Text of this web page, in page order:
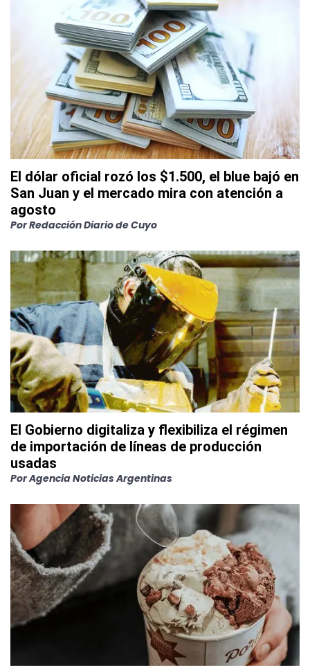
El dólar oficial rozó los $1.500, el blue bajó en
San Juan y el mercado mira con atención a
agosto
PorRedacción Diario de Cuyo
El Gobierno digitaliza y flexibiliza el régimen
de importación de líneas de producción
usadas
PorAgencia Noticias Argentinas